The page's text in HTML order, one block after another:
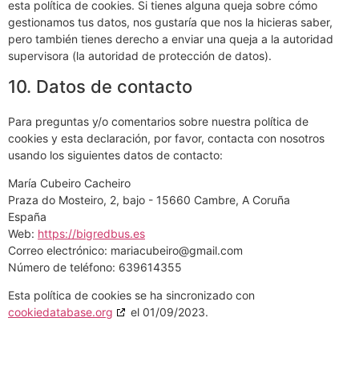
esta política de cookies. Si tienes alguna queja sobre cómo
gestionamos tus datos, nos gustaría que nos la hicieras saber,
pero también tienes derecho a enviar una queja a la autoridad
supervisora (la autoridad de protección de datos).
10. Datos de contacto
Para preguntas y/o comentarios sobre nuestra política de
cookies y esta declaración, por favor, contacta con nosotros
usando los siguientes datos de contacto:
María Cubeiro Cacheiro
Praza do Mosteiro, 2, bajo - 15660 Cambre, A Coruña
España
Web: https://bigredbus.es
Correo electrónico: moc.liamg@oriebucairam
Número de teléfono: 639614355
Esta política de cookies se ha sincronizado con
cookiedatabase.org
el 01/09/2023.